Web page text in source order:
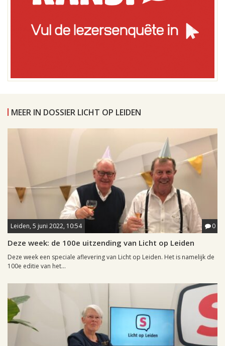
MEER IN DOSSIER LICHT OP LEIDEN
Leiden, 5 juni 2022, 10:54 0
Deze week: de 100e uitzending van Licht op Leiden
Deze week een speciale aflevering van Licht op Leiden. Het is namelijk de
100e editie van het...